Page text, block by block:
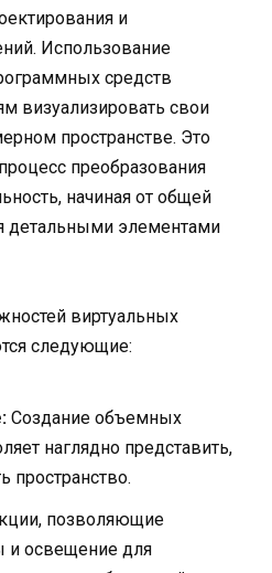
и
Использование
средств
визуализировать свои
пространстве. Это
преобразования
начиная от общей
детальными элементами
виртуальных
следующие:
Создание объемных
наглядно представить,
пространство.
позволяющие
и освещение для